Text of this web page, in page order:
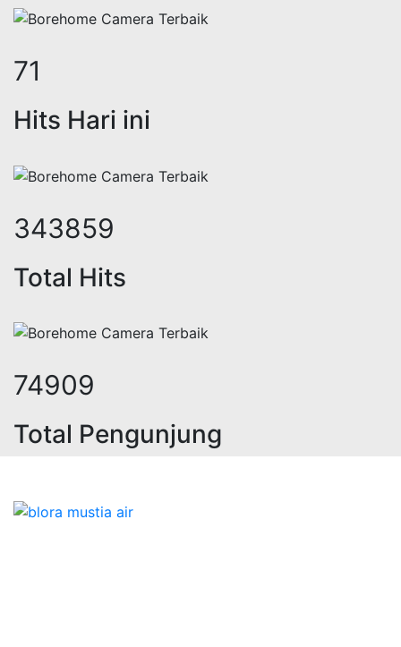
88
Hits Hari ini
427693
Total Hits
93172
Total Pengunjung